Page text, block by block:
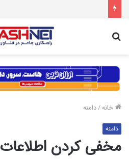
خانه/دامنه
دامنه
مخفی کردن اطلاعات whois